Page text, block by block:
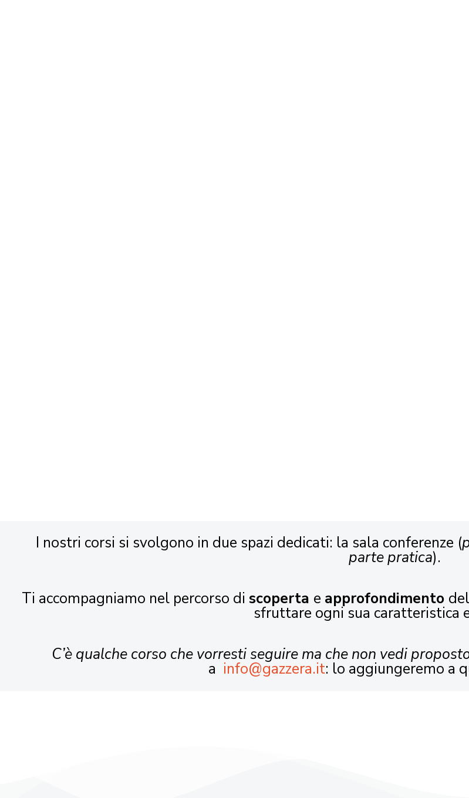
I nostri corsi si svolgono in due spazi dedicati: la sala conferenze (
parte pratica).
Ti accompagniamo nel percorso di scoperta e approfondimento
sfruttare ogni sua caratteristica
C’è qualche corso che vorresti seguire ma che non vedi
a info@gazzera.it: lo aggiungeremo a